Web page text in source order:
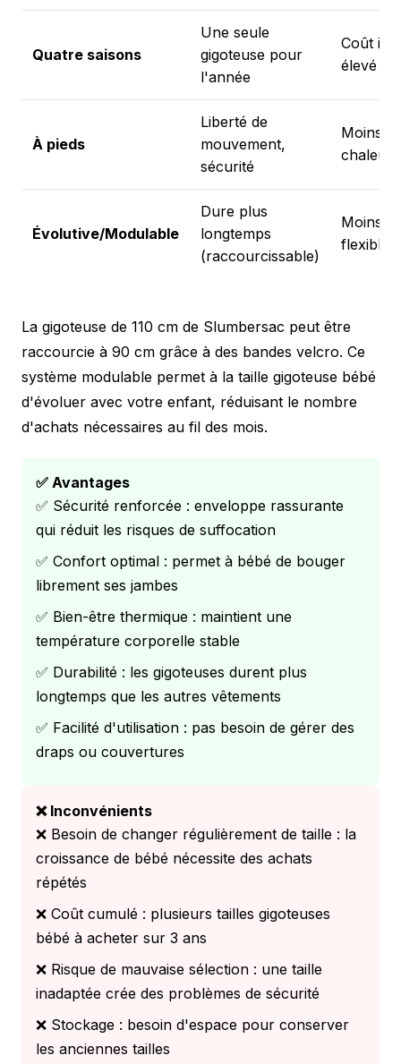
Quatre saisons
Une seule
gigoteuse pour
l'année
Coût
élevé
À pieds
Liberté de
mouvement,
sécurité
Moins
chaleur
Évolutive/Modulable
Dure plus
longtemps
(raccourcissable)
Moins
flexible
La gigoteuse de 110 cm de Slumbersac peut être
raccourcie à 90 cm grâce à des bandes velcro. Ce
système modulable permet à la taille gigoteuse bébé
d'évoluer avec votre enfant, réduisant le nombre
d'achats nécessaires au fil des mois.
✅ Avantages
✅ Sécurité renforcée : enveloppe rassurante
qui réduit les risques de suffocation
✅ Confort optimal : permet à bébé de bouger
librement ses jambes
✅ Bien-être thermique : maintient une
température corporelle stable
✅ Durabilité : les gigoteuses durent plus
longtemps que les autres vêtements
✅ Facilité d'utilisation : pas besoin de gérer des
draps ou couvertures
❌ Inconvénients
❌ Besoin de changer régulièrement de taille : la
croissance de bébé nécessite des achats
répétés
❌ Coût cumulé : plusieurs tailles gigoteuses
bébé à acheter sur 3 ans
❌ Risque de mauvaise sélection : une taille
inadaptée crée des problèmes de sécurité
❌ Stockage : besoin d'espace pour conserver
les anciennes tailles